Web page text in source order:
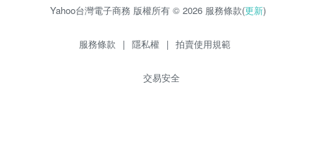
Yahoo台灣電子商務 版權所有 © 2026 服務條款(更新)
服務條款 | 隱私權 | 拍賣使用規範
交易安全